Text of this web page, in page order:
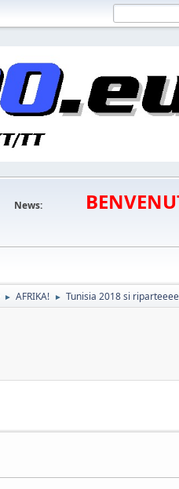
News:
► AFRIKA! ► Tunisia 2018 si